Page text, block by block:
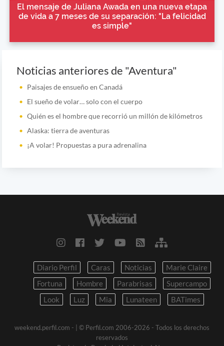
El mensaje de Juliana Awada en una nueva etapa
de vida a 7 meses de su separación: "La felicidad
es simple"
Noticias anteriores de "Aventura"
Paisajes de ensueño en Canadá
El sueño de volar… solo con el cuerpo
Quién es el hombre que recorrió un millón de kilómetros
Alaska: tierra de aventuras
¡A volar! Propuestas a pura adrenalina
Diario Perfil Caras Noticias
Marie Claire
Fortuna
Hombre Parabrisas
Supercampo
Look
Luz Mia Lunateen BATimes
weekend.perfil.com -
| © Perfil.com 2006-2026 - Todos los derechos
reservados